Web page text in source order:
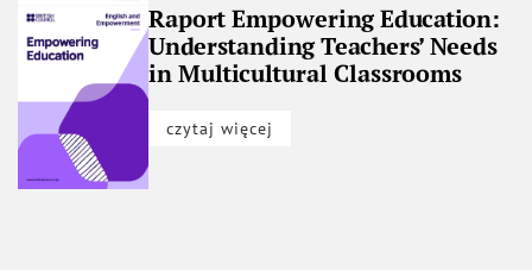
Raport Empowering Education:
Understanding Teachers’ Needs
in Multicultural Classrooms
czytaj więcej